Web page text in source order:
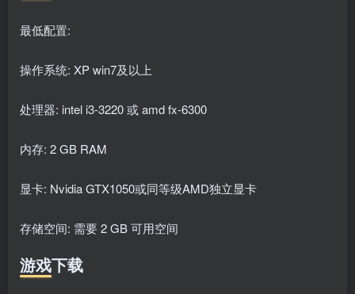
最低配置:
操作系统: XP win7及以上
处理器: intel i3-3220 或 amd fx-6300
内存: 2 GB RAM
显卡: Nvidia GTX1050或同等级AMD独立显卡
存储空间: 需要 2 GB 可用空间
游戏下载